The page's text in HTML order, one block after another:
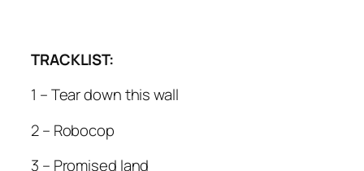
TRACKLIST:
1 – Tear down this wall
2 – Robocop
3 – Promised land